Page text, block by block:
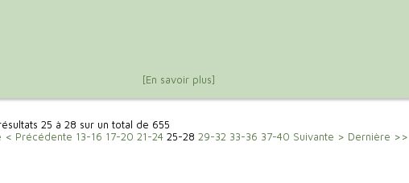
[En savoir plus]
25 à 28 sur un total de 655
< Précédente 13-16 17-20 21-24 25-28 29-32 33-36 37-40 Suivante > Dernière >>